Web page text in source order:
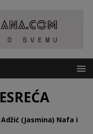
(Jasmina) Nafa i